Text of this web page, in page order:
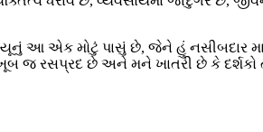
આ એક મોટું પાસું છે, જેને હું નસીબદાર
જ રસપ્રદ છે અને મને ખાતરી છે કે